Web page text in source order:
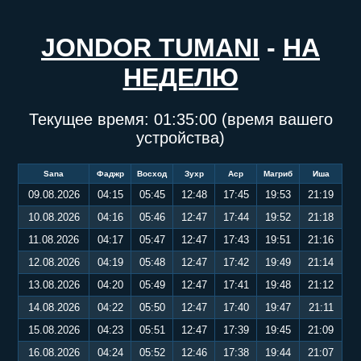
JONDOR TUMANI - НА
НЕДЕЛЮ
Текущее время: 01:35:00(время вашего
устройства)
Sana Фаджр Восход Зухр Аср Магриб Иша
09.08.2026 04:15 05:45 12:48 17:45 19:53
21:19
10.08.2026
04:16 05:46 12:47 17:44 19:52
21:18
11.08.2026
04:17 05:47 12:47 17:43 19:51
21:16
12.08.2026
04:19 05:48 12:47 17:42 19:49
21:14
13.08.2026
04:20 05:49 12:47 17:41 19:48
21:12
14.08.2026
04:22 05:50 12:47 17:40 19:47
21:11
15.08.2026
04:23 05:51 12:47 17:39 19:45
21:09
16.08.2026
04:24 05:52 12:46 17:38 19:44 21:07